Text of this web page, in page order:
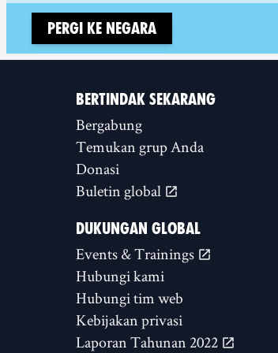
Pergi ke negara
BERTINDAK SEKARANG
Bergabung
Temukan grup Anda
Donasi
Buletin global
DUKUNGAN GLOBAL
Events & Trainings
Hubungi kami
Hubungi tim web
Kebijakan privasi
Laporan Tahunan 2022